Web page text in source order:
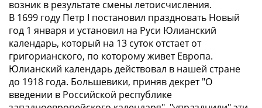
возник в результате смены летоисчисления.
В 1699 году Петр I постановил праздновать Новый
год 1 января и установил на Руси Юлианский
календарь, который на 13 суток отстает от
григорианского, по которому живет Европа.
Юлианский календарь действовал в нашей стране
до 1918 года. Большевики, приняв декрет "О
введении в Российской республике